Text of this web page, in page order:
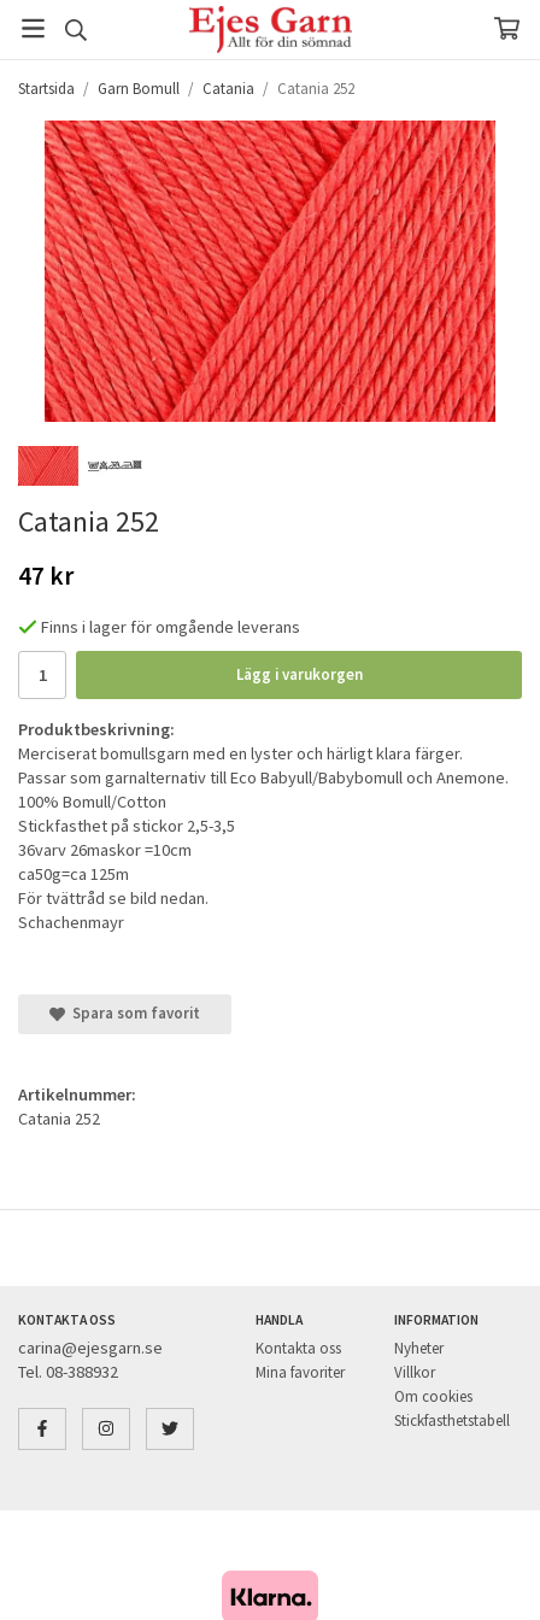
Startsida / Garn Bomull / Catania / Catania 252
Catania 252
47 kr
Finns i lager för omgående leverans
Lägg i varukorgen
Produktbeskrivning:
Merciserat bomullsgarn med en lyster och härligt klara färger.
Passar som garnalternativ till Eco Babyull/Babybomull och Anemone.
100% Bomull/Cotton
Stickfasthet på stickor 2,5-3,5
36varv 26maskor =10cm
ca50g=ca 125m
För tvättråd se bild nedan.
Schachenmayr
Spara som favorit
Artikelnummer:
Catania 252
KONTAKTA OSS
carina@ejesgarn.se
Tel. 08-388932
HANDLA
Kontakta oss
Mina favoriter
INFORMATION
Nyheter
Villkor
Om cookies
Stickfasthetstabell